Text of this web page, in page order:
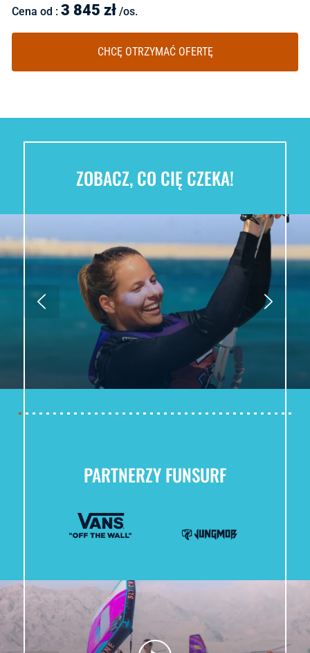
Cena od : 3 845 zł /os.
CHCĘ OTRZYMAĆ OFERTĘ
ZOBACZ, CO CIĘ CZEKA!
PARTNERZY FUNSURF